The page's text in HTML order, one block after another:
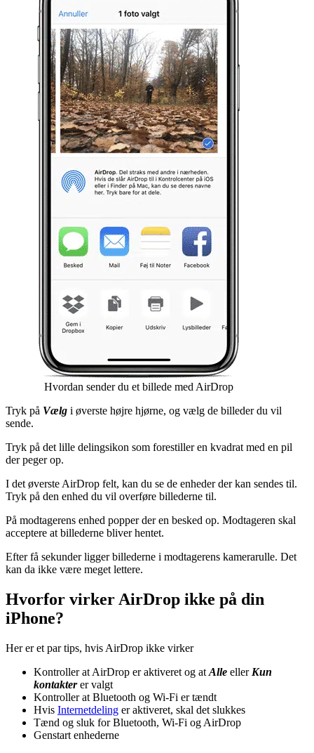
Hvordan sender du et billede med AirDrop
Tryk på Vælg i øverste højre hjørne, og vælg de billeder du vil
sende.
Tryk på det lille delingsikon som forestiller en kvadrat med en pil
der peger op.
I det øverste AirDrop felt, kan du se de enheder der kan sendes til.
Tryk på den enhed du vil overføre billederne til.
På modtagerens enhed popper der en besked op. Modtageren skal
acceptere at billederne bliver hentet.
Efter få sekunder ligger billederne i modtagerens kamerarulle. Det
kan da ikke være meget lettere.
Hvorfor virker AirDrop ikke på din
iPhone?
Her er et par tips, hvis AirDrop ikke virker
Kontroller at AirDrop er aktiveret og at Alle eller Kun
kontakterer valgt
Kontroller at Bluetooth og Wi-Fi er tændt
Hvis Internetdeling er aktiveret, skal det slukkes
Tænd og sluk for Bluetooth, Wi-Fi og AirDrop
Genstart enhederne